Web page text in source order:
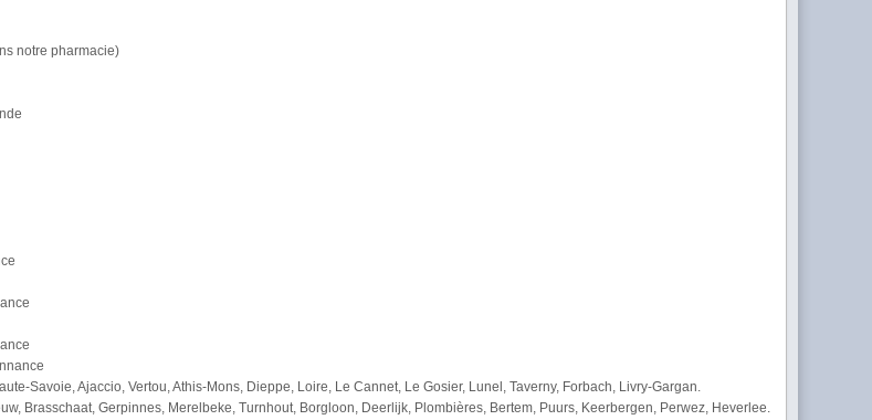
notre pharmacie)
Savoie, Ajaccio, Vertou, Athis-Mons, Dieppe, Loire, Le Cannet, Le Gosier, Lunel, Taverny, Forbach, Livry-Gargan.
Brasschaat, Gerpinnes, Merelbeke, Turnhout, Borgloon, Deerlijk, Plombières, Bertem, Puurs, Keerbergen, Perwez, Heverlee.